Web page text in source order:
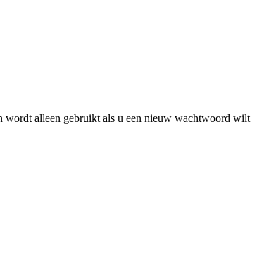
wordt alleen gebruikt als u een nieuw wachtwoord wilt